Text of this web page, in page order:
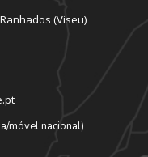
(Viseu)
móvel nacional)